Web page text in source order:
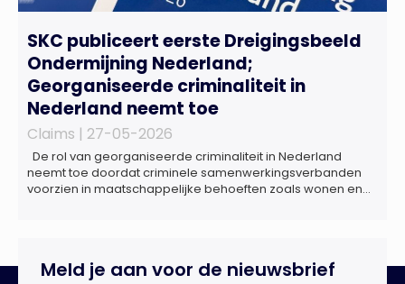
SKC publiceert eerste Dreigingsbeeld
Ondermijning Nederland;
Georganiseerde criminaliteit in
Nederland neemt toe
Claims | 27-05-2026
De rol van georganiseerde criminaliteit in Nederland
neemt toe doordat criminele samenwerkingsverbanden
voorzien in maatschappelijke behoeften zoals wonen en
rapport geschreven door het Strategisch Kenniscentrum
Meld je aan voor de nieuwsbrief